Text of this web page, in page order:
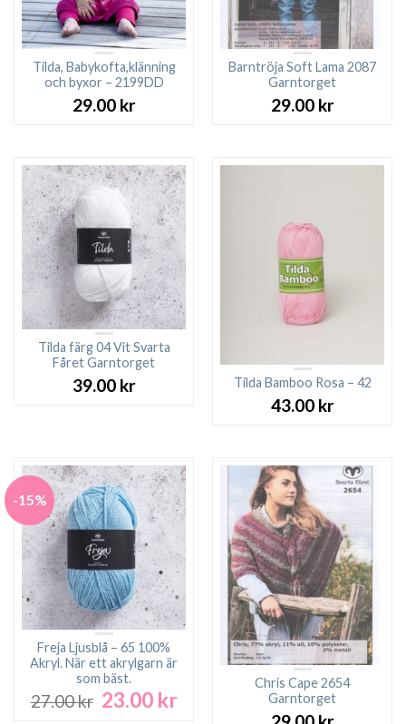
Tilda, Babykofta,klänning
och byxor – 2199DD
29.00 kr
Barntröja Soft Lama 2087
Garntorget
29.00 kr
Tilda färg 04 Vit Svarta
Fåret Garntorget
39.00 kr Tilda Bamboo Rosa – 42
43.00 kr
-15%
Freja Ljusblå – 65 100%
Akryl. När ett akrylgarn är
som bäst.
27.00kr Det
23.00 krDet
Chris Cape 2654
Garntorget